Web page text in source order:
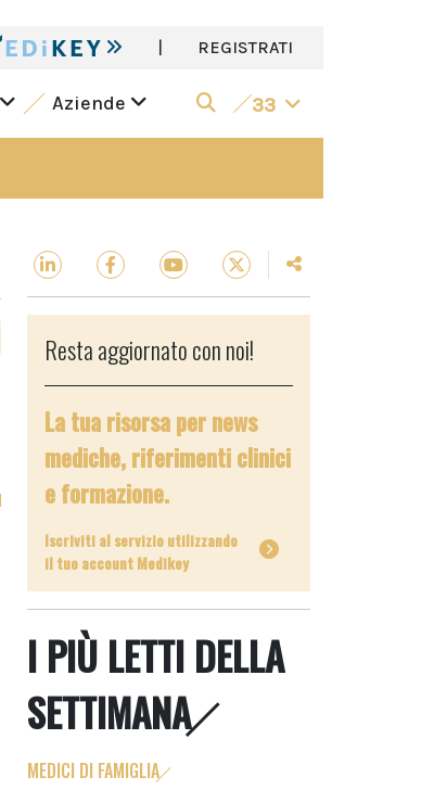
| REGISTRATI
Aziende 33
Resta aggiornato con noi!
La tua risorsa per news
mediche, riferimenti clinici
e formazione.
Iscriviti al servizio utilizzando
il tuo account Medikey
I PIÙ LETTI DELLA
SETTIMANA
MEDICI DI FAMIGLIA